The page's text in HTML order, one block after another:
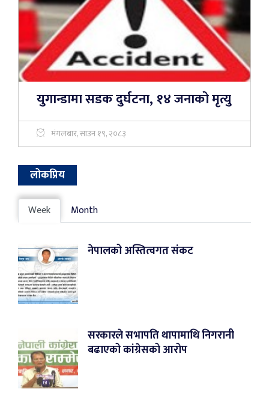
युगान्डामा सडक दुर्घटना, १४ जनाको मृत्यु
मंगलबार, साउन १९, २०८३
लोकप्रिय
Week Month
नेपालको अस्तित्वगत संकट
सरकारले सभापति थापामाथि निगरानी
बढाएको कांग्रेसको आरोप